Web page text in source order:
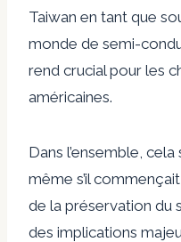
Taiwan en tant que
monde de semi-
rend crucial pour les
américaines.
Dans l’ensemble,
même s’il
de la préservation du
des implications